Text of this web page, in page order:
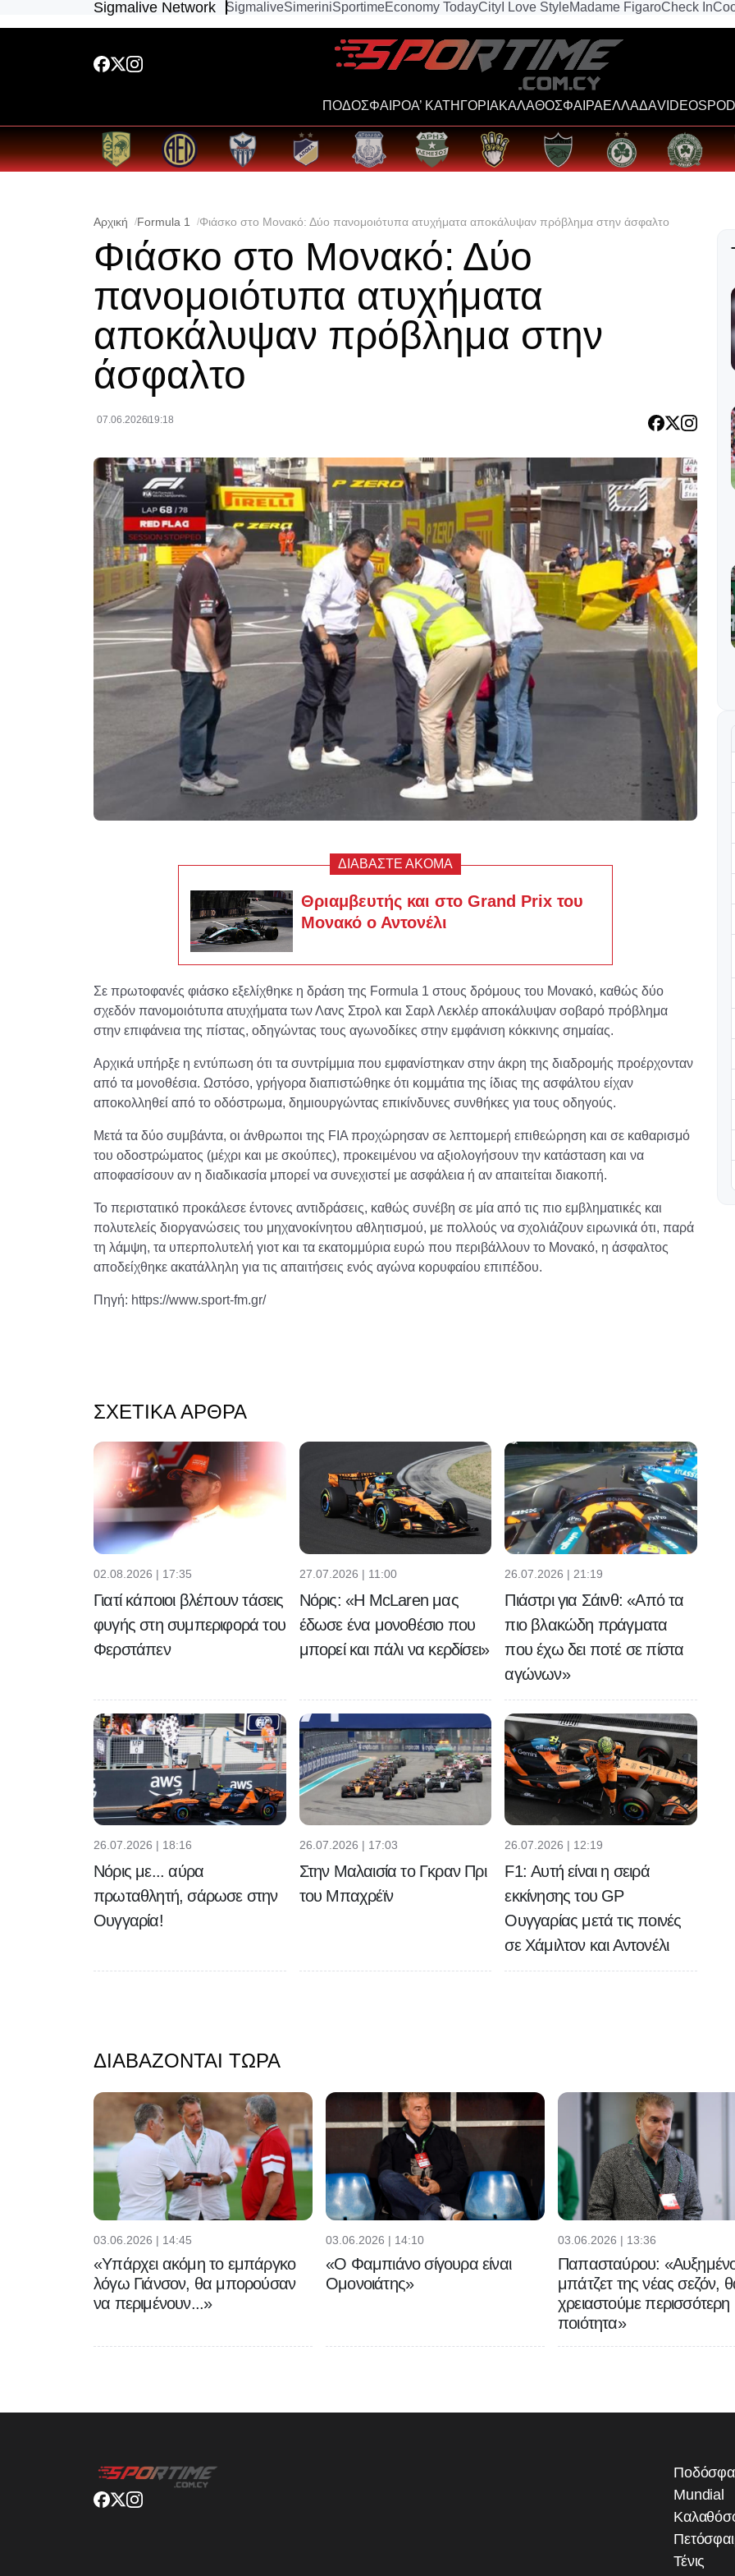
Sigmalive Network SigmaliveSimeriniSportimeEconomy TodayCity I Love StyleMadame FigaroCheck In
ΠΟΔΟΣΦΑΙΡΟΑ’ ΚΑΤΗΓΟΡΙΑΚΑΛΑΘΟΣΦΑΙΡΑΕΛΛΑΔΑVIDEOS
Αρχική Formula 1 Φιάσκο στο Μονακό: Δύο πανομοιότυπα ατυχήματα αποκάλυψαν πρόβλημα στην άσφαλτο
Φιάσκο στο Μονακό: Δύο
πανομοιότυπα ατυχήματα
αποκάλυψαν πρόβλημα στην
άσφαλτο
07.06.2026 19:18
ΔΙΑΒΑΣΤΕ ΑΚΟΜΑ
Θριαμβευτής και στο Grand Prix του
Μονακό ο Αντονέλι
Σε πρωτοφανές φιάσκο εξελίχθηκε η δράση της Formula 1 στους δρόμους του Μονακό, καθώς δύο
σχεδόν πανομοιότυπα ατυχήματα των Λανς Στρολ και Σαρλ Λεκλέρ αποκάλυψαν σοβαρό πρόβλημα
στην επιφάνεια της πίστας, οδηγώντας τους αγωνοδίκες στην εμφάνιση κόκκινης σημαίας.
Αρχικά υπήρξε η εντύπωση ότι τα συντρίμμια που εμφανίστηκαν στην άκρη της διαδρομής προέρχονταν
από τα μονοθέσια. Ωστόσο, γρήγορα διαπιστώθηκε ότι κομμάτια της ίδιας της ασφάλτου είχαν
αποκολληθεί από το οδόστρωμα, δημιουργώντας επικίνδυνες συνθήκες για τους οδηγούς.
Μετά τα δύο συμβάντα, οι άνθρωποι της FIA προχώρησαν σε λεπτομερή επιθεώρηση και σε καθαρισμό
του οδοστρώματος (μέχρι και με σκούπες), προκειμένου να αξιολογήσουν την κατάσταση και να
αποφασίσουν αν η διαδικασία μπορεί να συνεχιστεί με ασφάλεια ή αν απαιτείται διακοπή.
Το περιστατικό προκάλεσε έντονες αντιδράσεις, καθώς συνέβη σε μία από τις πιο εμβληματικές και
πολυτελείς διοργανώσεις του μηχανοκίνητου αθλητισμού, με πολλούς να σχολιάζουν ειρωνικά ότι, παρά
τη λάμψη, τα υπερπολυτελή γιοτ και τα εκατομμύρια ευρώ που περιβάλλουν το Μονακό, η άσφαλτος
αποδείχθηκε ακατάλληλη για τις απαιτήσεις ενός αγώνα κορυφαίου επιπέδου.
Πηγή: https://www.sport-fm.gr/
ΣΧΕΤΙΚΆ ΆΡΘΡΑ
02.08.2026 | 17:35
Γιατί κάποιοι βλέπουν τάσεις
φυγής στη συμπεριφορά του
Φερστάπεν
27.07.2026 | 11:00
Νόρις: «Η McLaren μας
έδωσε ένα μονοθέσιο που
μπορεί και πάλι να κερδίσει»
26.07.2026 | 21:19
Πιάστρι για Σάινθ: «Από τα
πιο βλακώδη πράγματα
που έχω δει ποτέ σε πίστα
αγώνων»
26.07.2026 | 18:16
Νόρις με... αύρα
πρωταθλητή, σάρωσε στην
Ουγγαρία!
26.07.2026 | 17:03
Στην Μαλαισία το Γκραν Πρι
του Μπαχρέϊν
26.07.2026 | 12:19
F1: Αυτή είναι η σειρά
εκκίνησης του GP
Ουγγαρίας μετά τις ποινές
σε Χάμιλτον και Αντονέλι
ΔΙΑΒΆΖΟΝΤΑΙ ΤΏΡΑ
03.06.2026 | 14:45
«Υπάρχει ακόμη το εμπάργκο
λόγω Γιάνσον, θα μπορούσαν
να περιμένουν...»
03.06.2026 | 14:10
«Ο Φαμπιάνο σίγουρα είναι
Ομονοιάτης»
03.06.2026 | 13:36
Παπασταύρου:
μπάτζετ της νέας σεζόν,
χρειαστούμε περισσότερη
ποιότητα»
Mundial
Τένις